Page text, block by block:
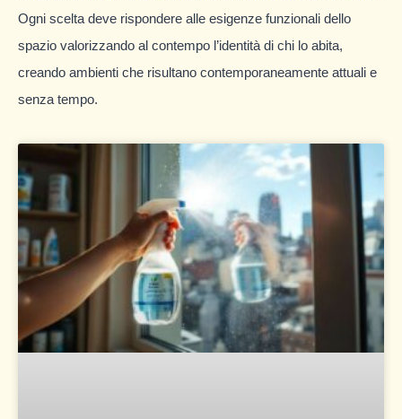
Ogni scelta deve rispondere alle esigenze funzionali dello
spazio valorizzando al contempo l’identità di chi lo abita,
creando ambienti che risultano contemporaneamente attuali e
senza tempo.